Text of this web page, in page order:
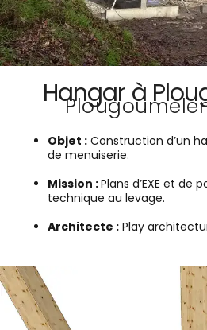
Hangar à
Objet : Construction d’un
de menuiserie.
Mission :Plans d’EXE et de
technique au levage.
Architecte : Play